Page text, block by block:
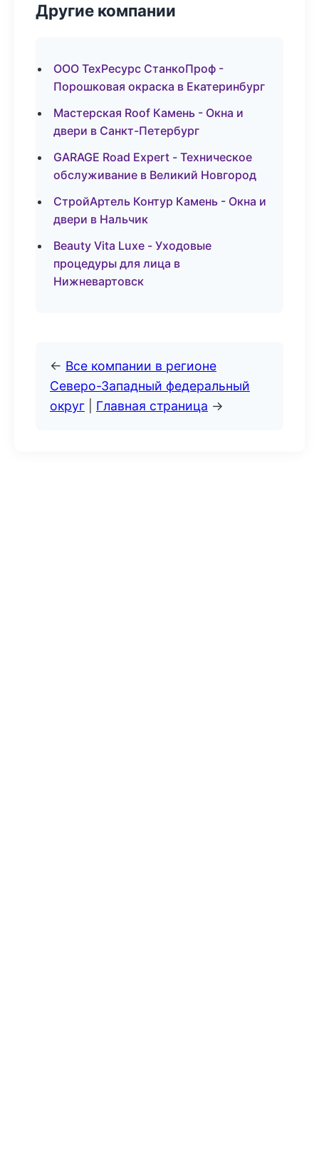
Другие компании
ООО ТехРесурс СтанкоПроф -
Порошковая окраска в Екатеринбург
Мастерская Roof Камень - Окна и
двери в Санкт-Петербург
GARAGE Road Expert - Техническое
обслуживание в Великий Новгород
СтройАртель Контур Камень - Окна и
двери в Нальчик
Beauty Vita Luxe - Уходовые
процедуры для лица в
Нижневартовск
← Все компании в регионе
Северо-Западный федеральный
округ
Главная страница →